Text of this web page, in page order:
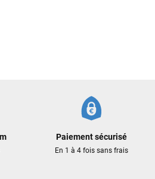
Paiement sécurisé
En 1 à 4 fois sans frais
tout le matériel dans un colis
tester ça sur l’eau ! Je